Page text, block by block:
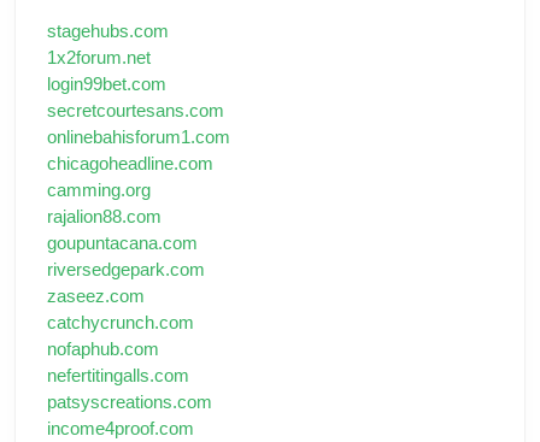
stagehubs.com
1x2forum.net
login99bet.com
secretcourtesans.com
onlinebahisforum1.com
chicagoheadline.com
camming.org
rajalion88.com
goupuntacana.com
riversedgepark.com
zaseez.com
catchycrunch.com
nofaphub.com
nefertitingalls.com
patsyscreations.com
income4proof.com